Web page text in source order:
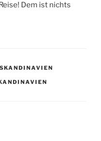
Dem ist nichts
SKANDINAVIEN